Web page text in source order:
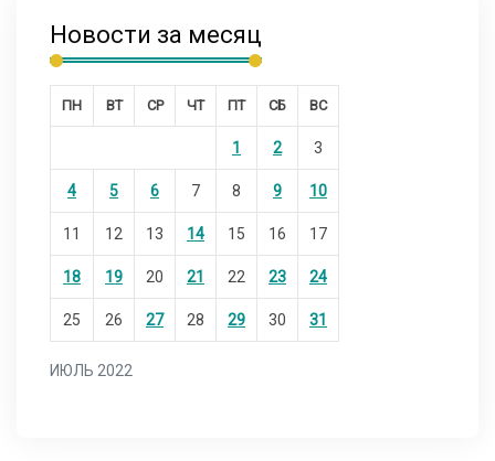
Новости за месяц
ИЮЛЬ 2022
ПН ВТ СР ЧТ ПТ СБ ВС
1 2 3
4 5 6 7 8 9 10
11 12 13 14 15 16 17
18 19 20 21 22 23 24
25 26 27 28 29 30 31